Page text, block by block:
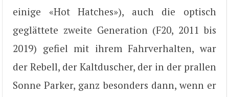
einige «Hot Hatches»), auch die optisch
geglättete zweite Generation (F20, 2011 bis
2019) gefiel mit ihrem Fahrverhalten, war
der Rebell, der Kaltduscher, der in der prallen
Sonne Parker, ganz besonders dann, wenn er